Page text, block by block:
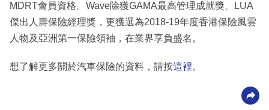
MDRT會員資格。Wave除獲GAMA最高管理成就獎、LUA
傑出人壽保險經理獎，更獲選為2018-19年度香港保險風雲
人物及亞洲第一保險領袖，在業界享負盛名。
想了解更多關於汽車保險的資料，請按這裡。